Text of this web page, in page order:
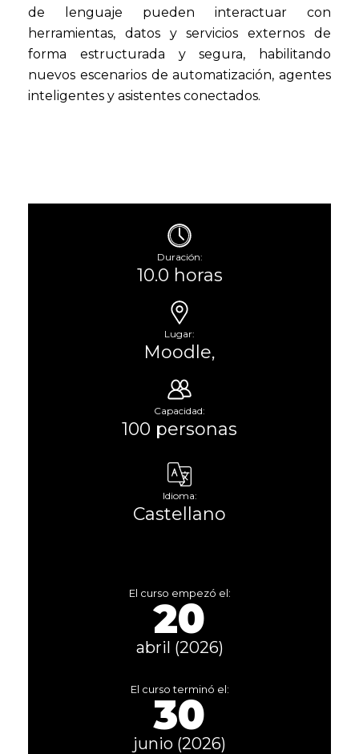
de lenguaje pueden interactuar con
herramientas, datos y servicios externos de
forma estructurada y segura, habilitando
nuevos escenarios de automatización, agentes
inteligentes y asistentes conectados.
Duración:
10.0 horas
Lugar:
Moodle,
Capacidad:
100 personas
Idioma:
Castellano
El curso empezó el:
20
abril (2026)
El curso terminó el:
30
junio (2026)